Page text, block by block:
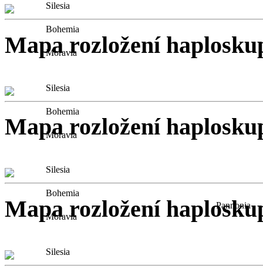
Pannonia
Silesia
Bohemia
Moravia
Mapa rozložení
Silesia
Bohemia
Moravia
Mapa rozložení
Silesia
Bohemia
Moravia
Mapa rozložení
Silesia